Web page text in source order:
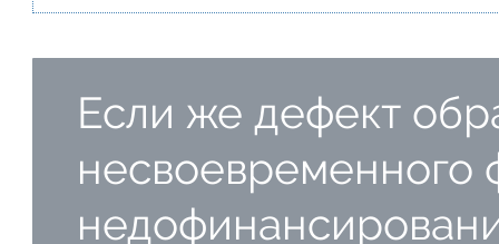
Если же дефект
несвоевременного